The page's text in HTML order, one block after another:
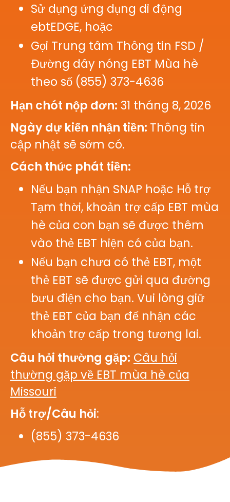
Sử dụng ứng dụng di động
ebtEDGE, hoặc
Gọi Trung tâm Thông tin FSD /
Đường dây nóng EBT Mùa hè
theo số (855) 373-4636
Hạn chót nộp đơn: 31 tháng 8, 2026
Ngày dự kiến nhận tiền: Thông tin
cập nhật sẽ sớm có.
Cách thức phát tiền:
Nếu bạn nhận SNAP hoặc Hỗ trợ
Tạm thời, khoản trợ cấp EBT mùa
hè của con bạn sẽ được thêm
vào thẻ EBT hiện có của bạn.
Nếu bạn chưa có thẻ EBT, một
thẻ EBT sẽ được gửi qua đường
bưu điện cho bạn. Vui lòng giữ
thẻ EBT của bạn để nhận các
khoản trợ cấp trong tương lai.
Câu hỏi thường gặp: Câu hỏi
thường gặp về EBT mùa hè của
Missouri
Hỗ trợ/Câu hỏi:
(855) 373-4636